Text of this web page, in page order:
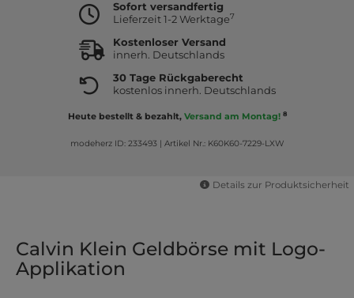
Sofort versandfertig
Lieferzeit 1-2 Werktage7
Kostenloser Versand
innerh. Deutschlands
30 Tage Rückgaberecht
kostenlos innerh. Deutschlands
Heute bestellt & bezahlt, Versand am Montag! 8
modeherz ID: 233493 Artikel Nr.: K60K60-7229-LXW
Details zur Produktsicherheit
Calvin Klein Geldbörse mit Logo-
Applikation